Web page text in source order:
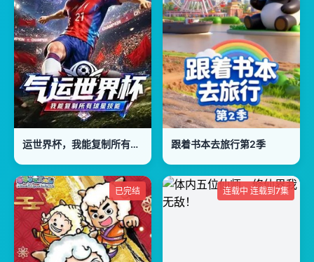
运世界杯，我能复制所有球星技能 跟着书本去旅行第2季
已完结 连载中 连载到7集